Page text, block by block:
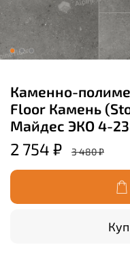
Каменно-
Floor Камень
Майдес ЭКО 4-23
2 754 ₽ 3 480 ₽